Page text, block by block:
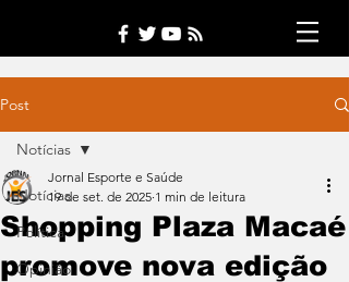
Post
Notícias
Política
Opinião
Notícias
Shopping Plaza Macaé
promove nova edição
Jornal Esporte e Saúde
19 de set. de 2025 1 min de leitura